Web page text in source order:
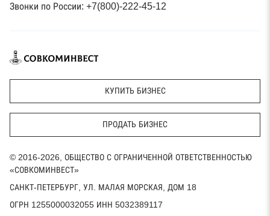
Звонки по России: +7(800)-222-45-12
КУПИТЬ БИЗНЕС
ПРОДАТЬ БИЗНЕС
© 2016-2026, ОБЩЕСТВО С ОГРАНИЧЕННОЙ ОТВЕТСТВЕННОСТЬЮ
«СОВКОМИНВЕСТ»
САНКТ-ПЕТЕРБУРГ, УЛ. МАЛАЯ МОРСКАЯ, ДОМ 18
ОГРН 1255000032055 ИНН 5032389117